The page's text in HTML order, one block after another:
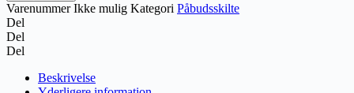
VarenummerIkke mulig Kategori Påbudsskilte
Del
Del
Del
Beskrivelse